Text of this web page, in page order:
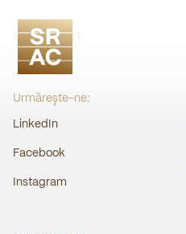
SRAC CERT
Urmărește-ne:
LinkedIn
Facebook
Instagram